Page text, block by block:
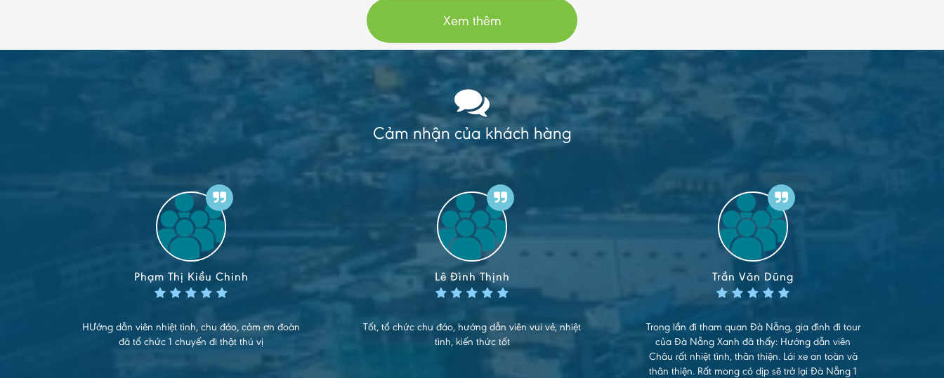
Xem thêm
Cảm nhận của khách hàng
Phạm Thị Kiều Chinh
HƯớng dẫn viên nhiệt tình, chu đáo, cảm ơn đoàn
đã tổ chức 1 chuyến đi thật thú vị
Lê Đình Thịnh
Tốt, tổ chức chu đáo, hướng dẫn viên vui vẻ, nhiệt
tình, kiến thức tốt
Trần Văn Dũng
Trong lần đi tham quan Đà Nẵng, gia đình đi tour
của Đà Nẵng Xanh đã thấy: Hướng dẫn viên
Châu rất nhiệt tình, thân thiện. Lái xe an toàn và
thân thiện. Rất mong có dịp sẽ trở lại Đà Nẵng 1